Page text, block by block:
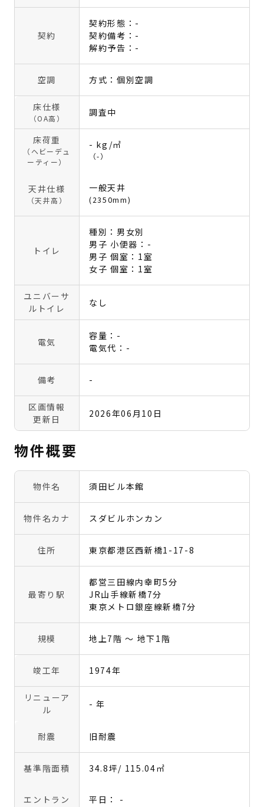
契約
契約形態：-
契約備考：-
解約予告：-
空調 方式：個別空調
床仕様
（OA高）
調査中
床荷重
（ヘビーデュ
ーティー）
- kg/㎡
（-）
天井仕様
（天井高）
一般天井
(2350mm)
トイレ
種別：男女別
男子 小便器：-
男子 個室：1室
女子 個室：1室
ユニバーサ
ルトイレ
なし
電気
容量：-
電気代：-
備考 -
区画情報
更新日
2026年06月10日
物件概要
物件名 須田ビル本館
物件名カナ スダビルホンカン
住所 東京都港区西新橋1-17-8
最寄り駅
都営三田線内幸町5分
JR山手線新橋7分
東京メトロ銀座線新橋7分
規模 地上7階 〜 地下1階
竣工年 1974年
リニューア
ル
- 年
耐震 旧耐震
基準階面積 34.8坪/ 115.04㎡
エントラン
平日： -